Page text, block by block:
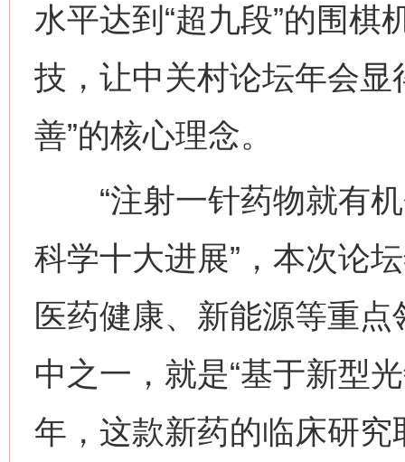
水平达到“超九段”的围
技，让中关村论坛年会显
善”的核心理念。
“注射一针药物就有机
科学十大进展”，本次论
医药健康、新能源等重点
中之一，就是“基于新型
年，这款新药的临床研